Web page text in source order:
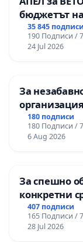
бюджетът
правата ни
35 845 подписи
190 Подписи /
24 Jul 2026
За
и
ОУ „Княз
180 подписи
180 Подписи /
6 Aug 2026
За спешно
конкретни
цялостна
„Тракия“ -
407 подписи
165 Подписи /
28 Jul 2026